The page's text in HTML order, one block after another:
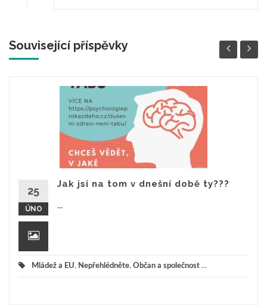
Související příspěvky
25
ÚNO
Jak jsi na tom v dnešní době ty???
...
Mládež a EU, Nepřehlédněte, Občan a společnost ...